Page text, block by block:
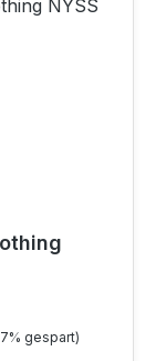
gespart)